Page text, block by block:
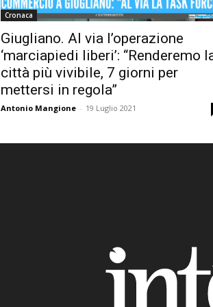
Cronaca
Giugliano. Al via l’operazione
‘marciapiedi liberi’: “Renderemo
città più vivibile, 7 giorni per
mettersi in regola”
Antonio Mangione - 19 Luglio 2021